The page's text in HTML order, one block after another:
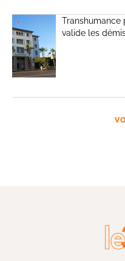
Transhumance
valide les